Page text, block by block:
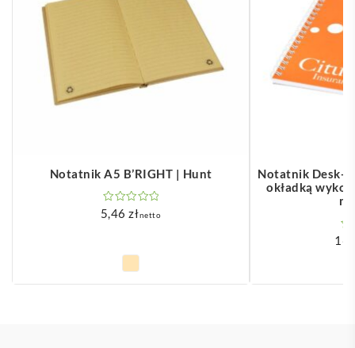
Notatnik A5 B’RIGHT | Hunt
5,46złnetto
Notatnik Desk-
okładką